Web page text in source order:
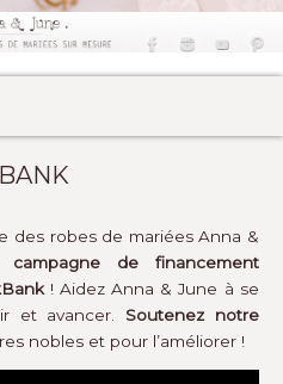
des robes de mariées Anna &
campagne de financement
! Aidez Anna & June à se
et avancer. Soutenez notre
nobles et pour l’améliorer !